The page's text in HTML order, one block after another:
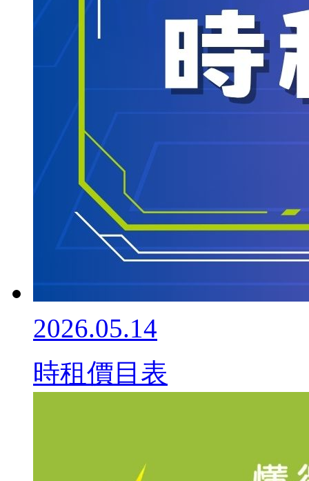
2026.05.14
時租價目表